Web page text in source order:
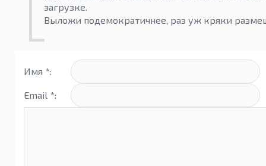
загрузке.
Выложи подемократичнее, раз уж кряки
Имя *:
Email *: